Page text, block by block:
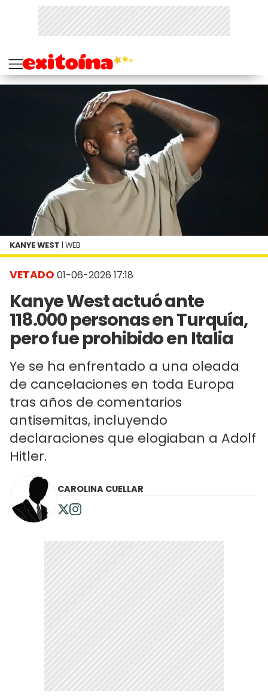
VETADO 01-06-2026 17:18
Kanye West actuó ante
118.000 personas en Turquía,
pero fue prohibido en Italia
Ye se ha enfrentado a una oleada
de cancelaciones en toda Europa
tras años de comentarios
antisemitas, incluyendo
declaraciones que elogiaban a Adolf
Hitler.
KANYE WEST | WEB
CAROLINA CUELLAR